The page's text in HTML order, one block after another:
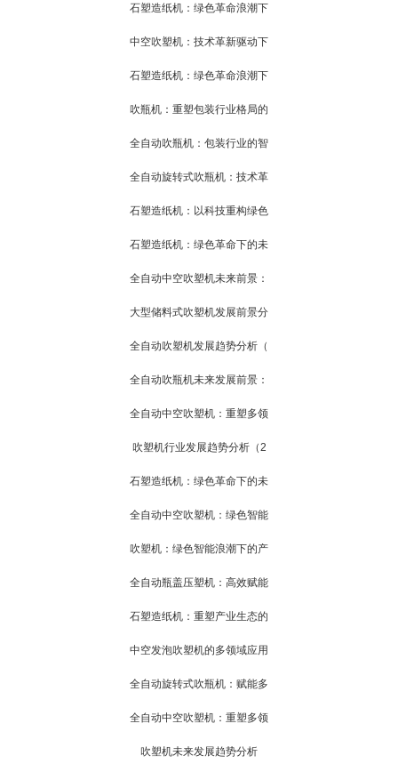
石塑造纸机：绿色革命浪潮下
中空吹塑机：技术革新驱动下
石塑造纸机：绿色革命浪潮下
吹瓶机：重塑包装行业格局的
全自动吹瓶机：包装行业的智
全自动旋转式吹瓶机：技术革
石塑造纸机：以科技重构绿色
石塑造纸机：绿色革命下的未
全自动中空吹塑机未来前景：
大型储料式吹塑机发展前景分
全自动吹塑机发展趋势分析（
全自动吹瓶机未来发展前景：
全自动中空吹塑机：重塑多领
吹塑机行业发展趋势分析（2
石塑造纸机：绿色革命下的未
全自动中空吹塑机：绿色智能
吹塑机：绿色智能浪潮下的产
全自动瓶盖压塑机：高效赋能
石塑造纸机：重塑产业生态的
中空发泡吹塑机的多领域应用
全自动旋转式吹瓶机：赋能多
全自动中空吹塑机：重塑多领
吹塑机未来发展趋势分析